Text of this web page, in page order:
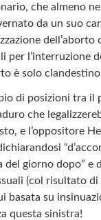
che almeno
da un suo
per l’interruzione
è solo
di posizioni tra il
che
e l’oppositore
del giorno dopo” e
(col risultato
basata su
questa sinistra!